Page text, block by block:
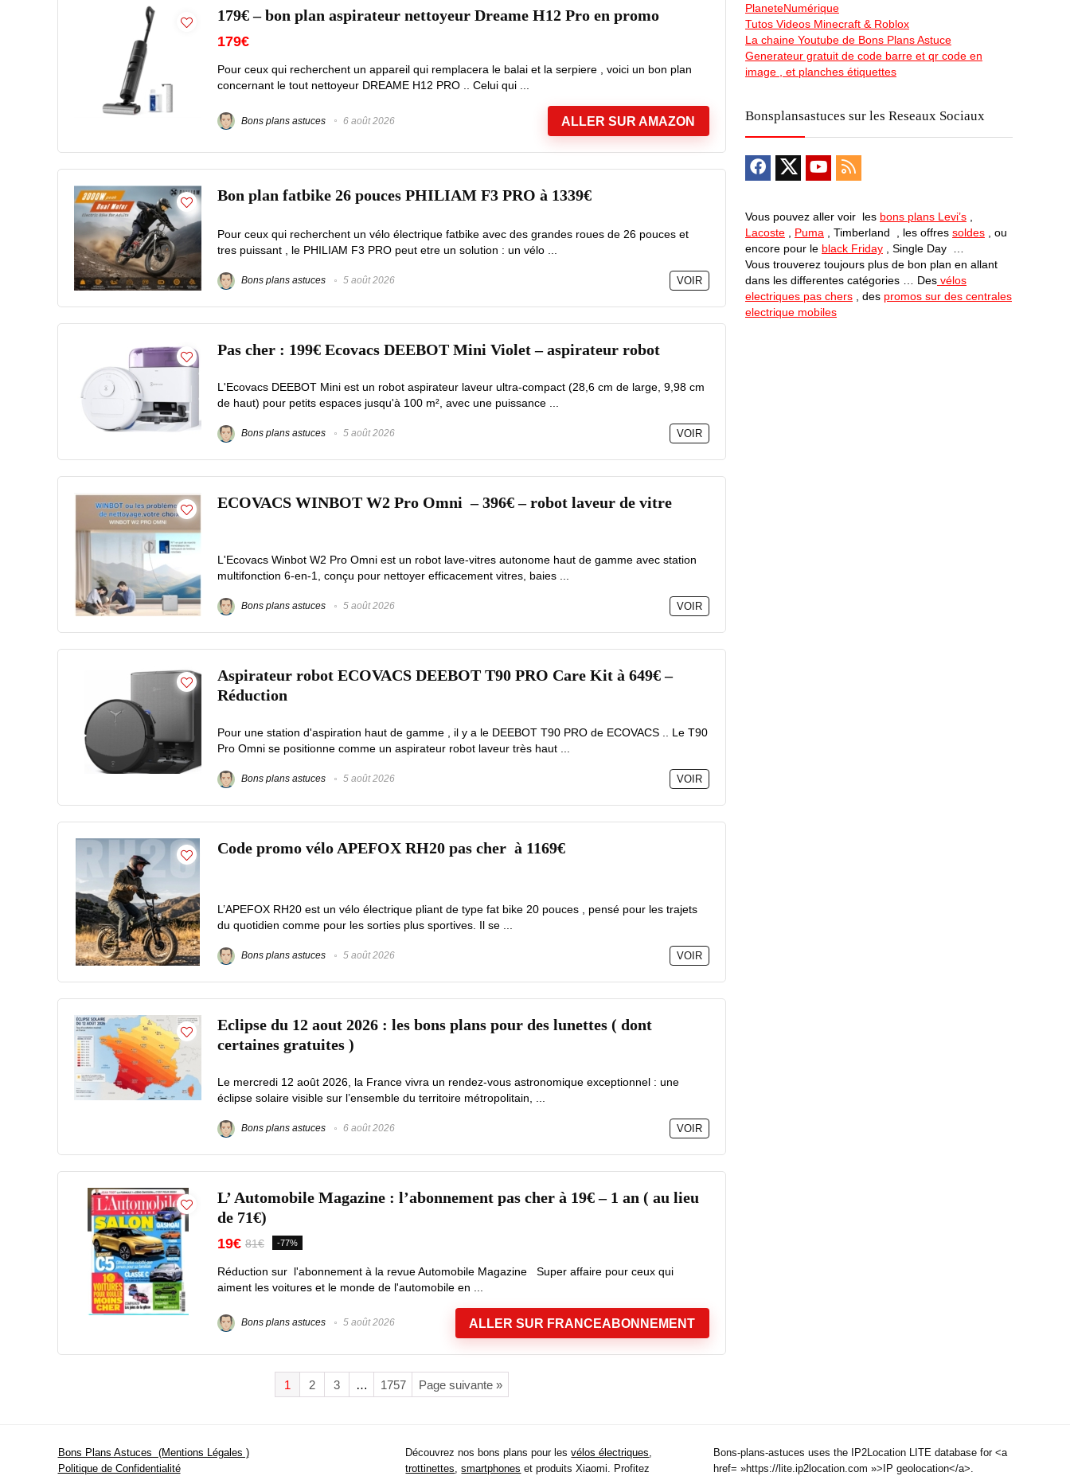
179€ – bon plan aspirateur nettoyeur Dreame H12 Pro en promo
179€
Pour ceux qui recherchent un appareil qui remplacera le balai et la serpiere , voici un bon plan
concernant le tout nettoyeur DREAME H12 PRO .. Celui qui ...
Bons plans astuces 6 août 2026 ALLER SUR AMAZON
Bon plan fatbike 26 pouces PHILIAM F3 PRO à 1339€
Pour ceux qui recherchent un vélo électrique fatbike avec des grandes roues de 26 pouces et
tres puissant , le PHILIAM F3 PRO peut etre un solution : un vélo ...
Bons plans astuces 5 août 2026 VOIR
Pas cher : 199€ Ecovacs DEEBOT Mini Violet – aspirateur robot
L'Ecovacs DEEBOT Mini est un robot aspirateur laveur ultra-compact (28,6 cm de large, 9,98 cm
de haut) pour petits espaces jusqu'à 100 m², avec une puissance ...
Bons plans astuces 5 août 2026 VOIR
ECOVACS WINBOT W2 Pro Omni – 396€ – robot laveur de vitre
L'Ecovacs Winbot W2 Pro Omni est un robot lave-vitres autonome haut de gamme avec station
multifonction 6-en-1, conçu pour nettoyer efficacement vitres, baies ...
Bons plans astuces 5 août 2026 VOIR
Aspirateur robot ECOVACS DEEBOT T90 PRO Care Kit à 649€ –
Réduction
Pour une station d'aspiration haut de gamme , il y a le DEEBOT T90 PRO de ECOVACS .. Le T90
Pro Omni se positionne comme un aspirateur robot laveur très haut ...
Bons plans astuces 5 août 2026 VOIR
Code promo vélo APEFOX RH20 pas cher à 1169€
L’APEFOX RH20 est un vélo électrique pliant de type fat bike 20 pouces , pensé pour les trajets
du quotidien comme pour les sorties plus sportives. Il se ...
Bons plans astuces 5 août 2026 VOIR
Eclipse du 12 aout 2026 : les bons plans pour des lunettes ( dont
certaines gratuites )
Le mercredi 12 août 2026, la France vivra un rendez-vous astronomique exceptionnel : une
éclipse solaire visible sur l’ensemble du territoire métropolitain, ...
Bons plans astuces 6 août 2026 VOIR
L’ Automobile Magazine : l’abonnement pas cher à 19€ – 1 an ( au lieu
de 71€)
19€ 81€ -77%
Réduction sur l'abonnement à la revue Automobile Magazine Super affaire pour ceux qui
aiment les voitures et le monde de l'automobile en ...
Bons plans astuces 5 août 2026 ALLER SUR FRANCEABONNEMENT
1 2 3 … 1757 Page suivante »
PlaneteNumérique
Tutos Videos Minecraft & Roblox
La chaine Youtube de Bons Plans Astuce
Generateur gratuit de code barre et qr code en
image , et planches étiquettes
Bonsplansastuces sur les Reseaux Sociaux
Vous pouvez aller voir les bons plans Levi’s
Lacoste
Puma , Timberland , les offres soldes , ou
encore pour le black Friday , Single Day …
Vous trouverez toujours plus de bon plan en allant
dans les differentes catégories … Des vélos
electriques pas chers , des promos sur des centrales
electrique mobiles
Bons Plans Astuces (Mentions Légales )
Politique de Confidentialité
Découvrez nos bons plans pour lesvélos électriques,
trottinettes,smartphones et produits Xiaomi. Profitez
Bons-plans-astuces uses the IP2Location LITE database for <a
href= »https://lite.ip2location.com »>IP geolocation</a>.